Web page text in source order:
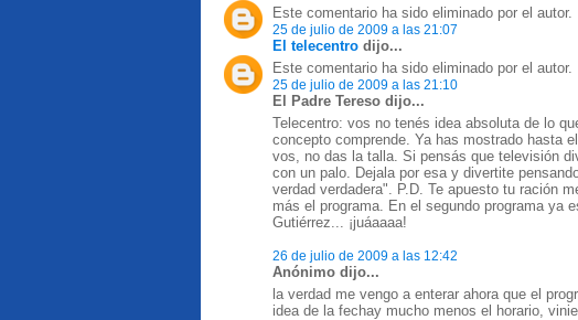
Este comentario ha sido eliminado por el autor.
25 de julio de 2009 a las 21:07
El telecentro dijo...
Este comentario ha sido eliminado por el autor.
25 de julio de 2009 a las 21:10
El Padre Tereso dijo...
Telecentro: vos no tenés idea absoluta de lo
concepto comprende. Ya has mostrado hasta
vos, no das la talla. Si pensás que televisión
con un palo. Dejala por esa y divertite
verdad verdadera". P.D. Te apuesto tu ración
más el programa. En el segundo programa ya
Gutiérrez... ¡juáaaaa!
26 de julio de 2009 a las 12:42
Anónimo dijo...
la verdad me vengo a enterar ahora que el
idea de la fechay mucho menos el horario,